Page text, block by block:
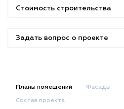
Стоимость строительства
Задать вопрос о проекте
Планы помещений Фасады
Состав проекта